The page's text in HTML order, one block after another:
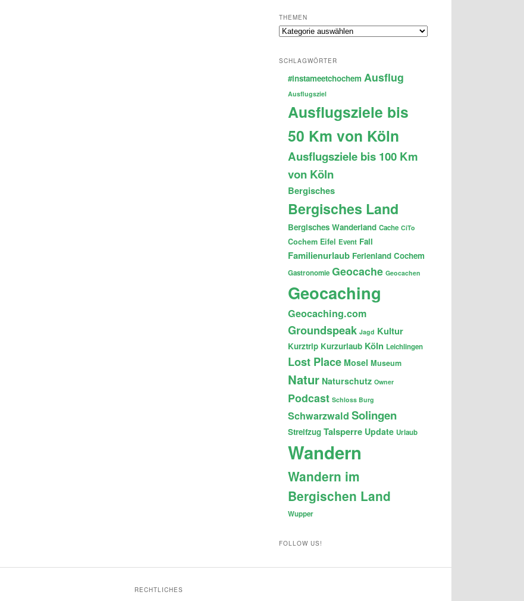
THEMEN
Themen
SCHLAGWÖRTER
#instameetchochem Ausflug
Ausflugsziel
Ausflugsziele bis
50 Km von Köln
Ausflugsziele bis 100 Km
von Köln
Bergisches
Bergisches Land
Bergisches Wanderland Cache CiTo
Cochem Eifel Event Fail
Familienurlaub Ferienland Cochem
Gastronomie Geocache Geocachen
Geocaching
Geocaching.com
Groundspeak Jagd Kultur
Kurztrip Kurzurlaub Köln Leichlingen
Lost Place Mosel Museum
Natur Naturschutz Owner
Podcast Schloss Burg
Schwarzwald Solingen
Streifzug Talsperre Update Urlaub
Wandern
Wandern im
Bergischen Land
Wupper
FOLLOW US!
RECHTLICHES